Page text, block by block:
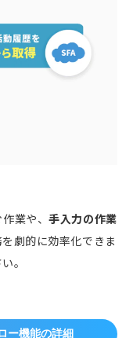
作業や、手入力の作業
劇的に効率化できま
。
ー機能の詳細